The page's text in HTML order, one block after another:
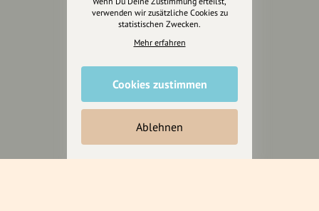
verwenden wir zusätzliche Cookies zu
statistischen Zwecken.
Mehr erfahren
Cookies zustimmen
Ablehnen